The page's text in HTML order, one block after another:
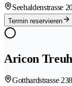
Seehaldenstrasse
Termin reservieren
Aricon
Gotthardstrasse 23